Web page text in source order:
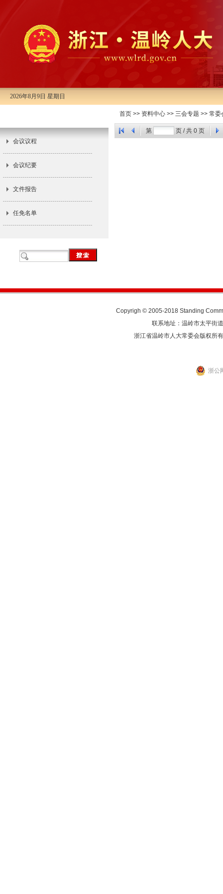
2026年8月9日 星期日
会议议程
会议纪要
文件报告
任免名单
首页 >> 资料中心 >> 三会专题 >> 常委
第 页 / 共 0 页
Copyrigh © 2005-2018 Standing
联系地址：温岭市太平
浙江省温岭市人大常委会版权所
浙公